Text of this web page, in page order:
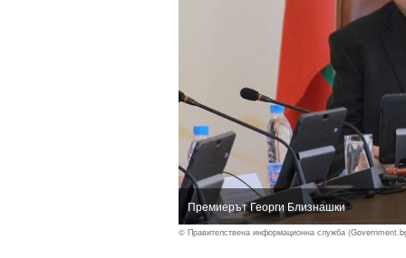
Премиерът Георги Близнашки
© Правителствена информационна служба